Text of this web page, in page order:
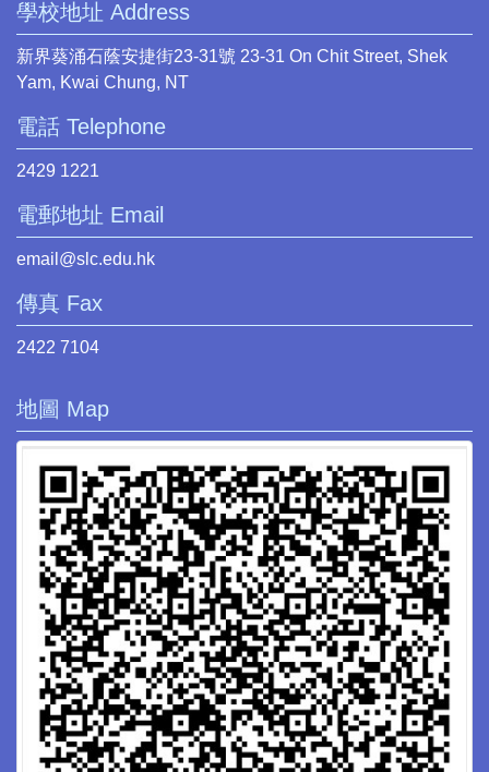
學校地址 Address
新界葵涌石蔭安捷街23-31號 23-31 On Chit Street, Shek
Yam, Kwai Chung, NT
電話 Telephone
2429 1221
電郵地址 Email
email@slc.edu.hk
傳真 Fax
2422 7104
地圖 Map